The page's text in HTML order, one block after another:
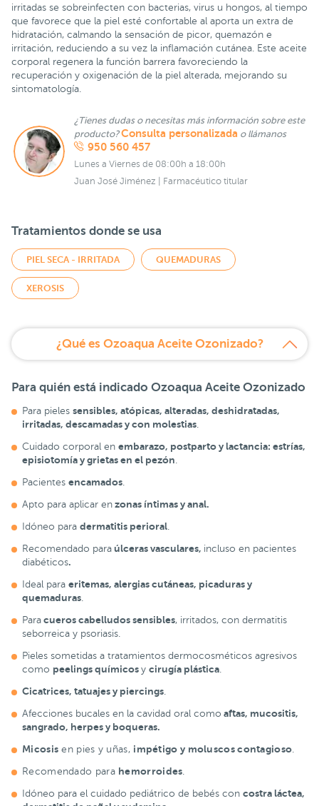
irritadas se sobreinfecten con bacterias, virus u hongos, al tiempo
que favorece que la piel esté confortable al aporta un extra de
hidratación, calmando la sensación de picor, quemazón e
irritación, reduciendo a su vez la inflamación cutánea. Este aceite
corporal regenera la función barrera favoreciendo la
recuperación y oxigenación de la piel alterada, mejorando su
sintomatología.
¿Tienes dudas o necesitas más información sobre este
producto?Consulta personalizada o llámanos
950 560 457
Lunes a Viernes de 08:00h a 18:00h
Juan José Jiménez | Farmacéutico titular
Tratamientos donde se usa
PIEL SECA - IRRITADA QUEMADURAS
XEROSIS
¿Qué es Ozoaqua Aceite Ozonizado?
Para quién está indicado Ozoaqua Aceite Ozonizado
Para pieles sensibles, atópicas, alteradas, deshidratadas,
irritadas, descamadas y con molestias.
Cuidado corporal en embarazo, postparto y lactancia: estrías,
episiotomía y grietas en el pezón.
Pacientes encamados.
Apto para aplicar en zonas íntimas y anal.
Idóneo para dermatitis perioral.
Recomendado para úlceras vasculares, incluso en pacientes
diabéticos.
Ideal para eritemas, alergias cutáneas, picaduras y
quemaduras.
Para cueros cabelludos sensibles, irritados, con dermatitis
seborreica y psoriasis.
Pieles sometidas a tratamientos dermocosméticos agresivos
como peelings químicos y cirugía plástica.
Cicatrices, tatuajes y piercings.
Afecciones bucales en la cavidad oral como aftas, mucositis,
sangrado, herpes y boqueras.
Micosis en pies y uñas, impétigo y moluscos contagioso.
Recomendado para hemorroides.
Idóneo para el cuidado pediátrico de bebés con costra láctea,